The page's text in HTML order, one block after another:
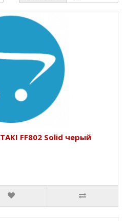
FF802 Solid черый